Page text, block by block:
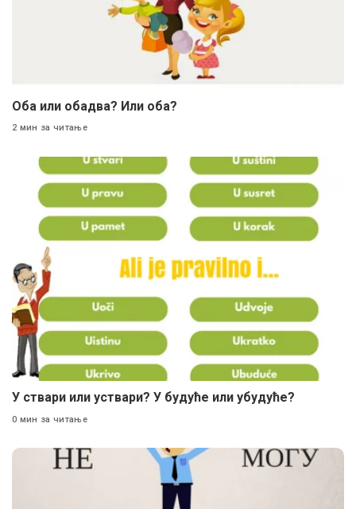
Оба или обадва? Или оба?
2 мин за читање
У ствари или уствари? У будуће или убудуће?
0 мин за читање